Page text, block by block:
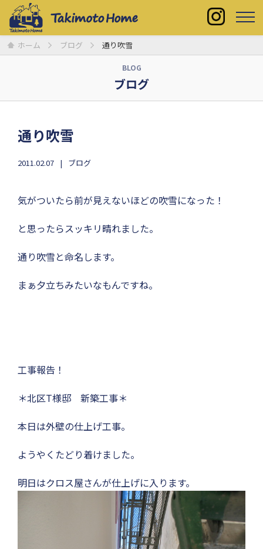
ホーム ブログ 通り吹雪
BLOG
ブログ
通り吹雪
2011.02.07 ブログ
気がついたら前が見えないほどの吹雪になった！
と思ったらスッキリ晴れました。
通り吹雪と命名します。
まぁ夕立ちみたいなもんですね。
工事報告！
＊北区T様邸 新築工事＊
本日は外壁の仕上げ工事。
ようやくたどり着けました。
明日はクロス屋さんが仕上げに入ります。